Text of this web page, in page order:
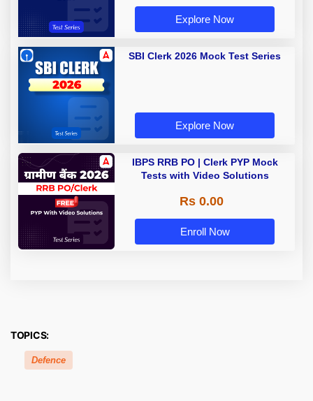
Explore Now
SBI Clerk 2026 Mock Test Series
Explore Now
IBPS RRB PO | Clerk PYP Mock
Tests with Video Solutions
Rs 0.00
Enroll Now
TOPICS:
Defence